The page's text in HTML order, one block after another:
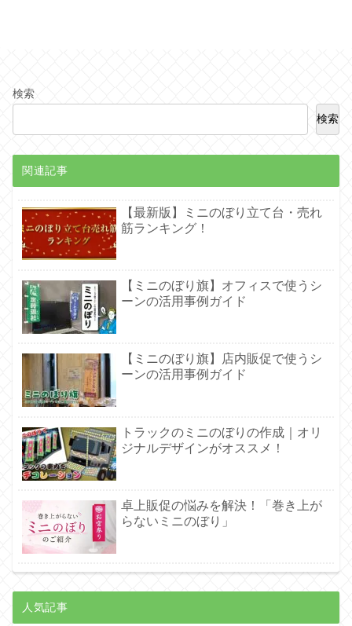
検索
検索
関連記事
【最新版】ミニのぼり立て台・売れ
筋ランキング！
【ミニのぼり旗】オフィスで使うシ
ーンの活用事例ガイド
【ミニのぼり旗】店内販促で使うシ
ーンの活用事例ガイド
トラックのミニのぼりの作成｜オリ
ジナルデザインがオススメ！
卓上販促の悩みを解決！「巻き上が
らないミニのぼり」
人気記事